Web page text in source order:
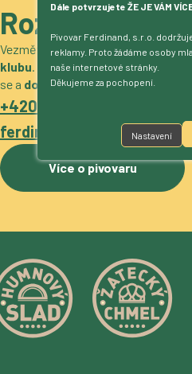
Dále potvrzujete ŽE JE VÁM VÍCE
Pivovar Ferdinand, s.r.o.
reklamy. Proto žádáme osoby
naše internetové stránky.
Děkujeme za pochopení.
Nastavení
Roztočíme to?
Vezměte si naše pivodo
klubu. Máme zajímavé nabídky
se a domluvíme podrobnosti
+420 317 722 511
Více o pivovaru